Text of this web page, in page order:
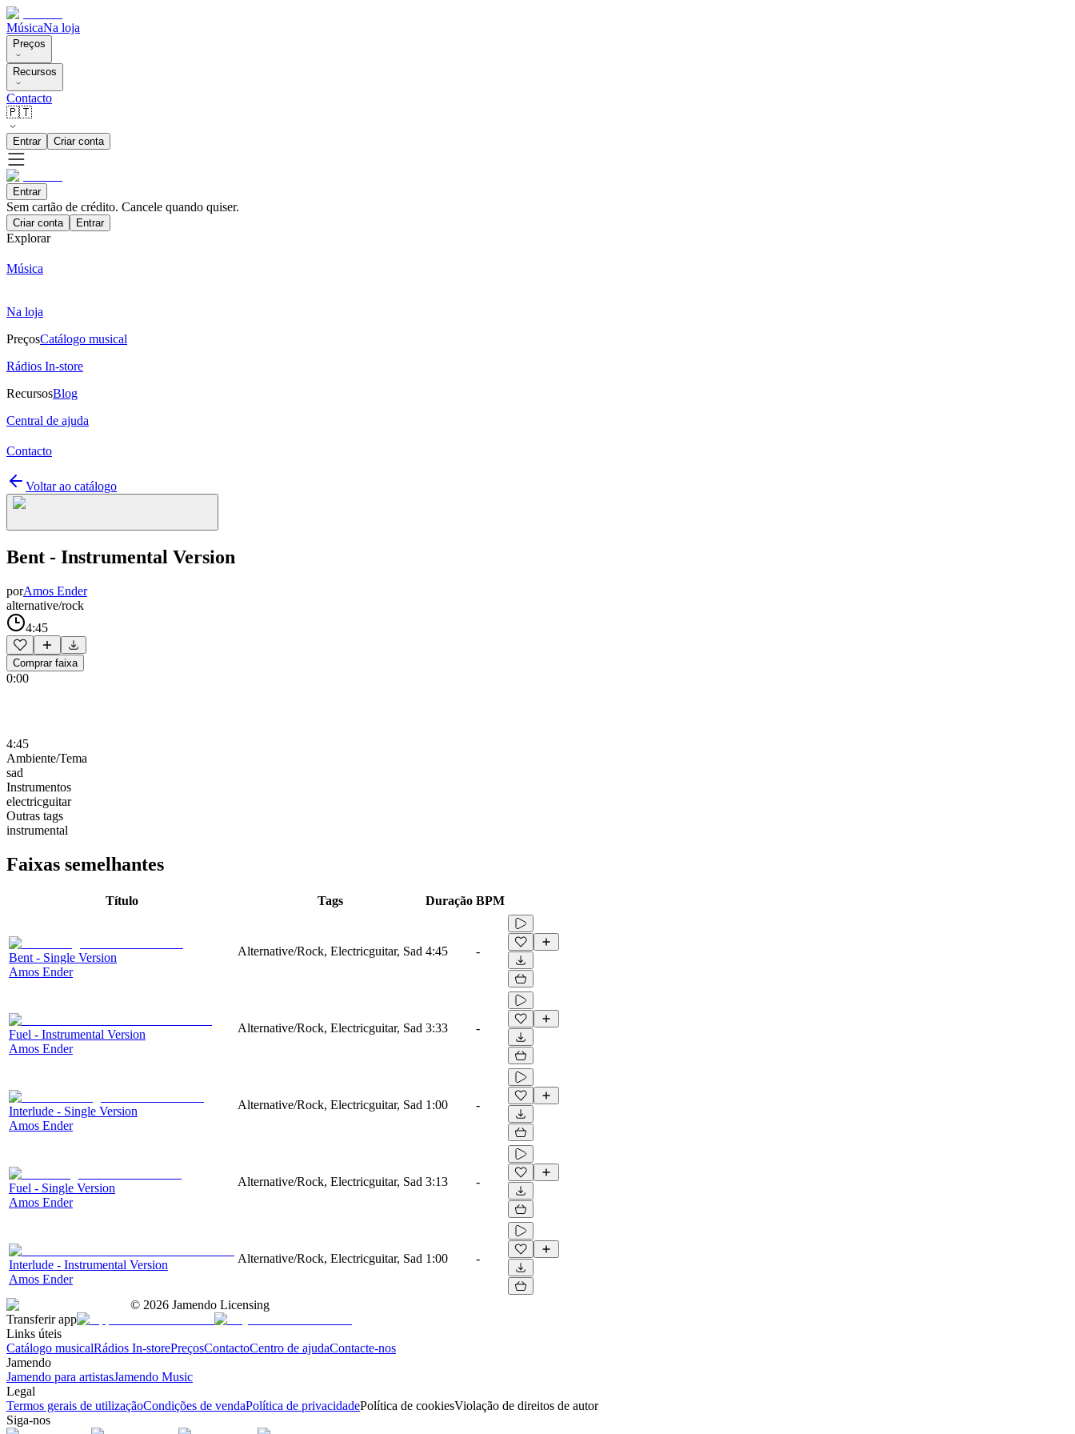
MúsicaNa loja
Preços
Recursos
Contacto
🇵🇹
Entrar Criar conta
Entrar
Sem cartão de crédito. Cancele quando quiser.
Criar conta Entrar
Explorar
Música
Na loja
PreçosCatálogo musical
Rádios In-store
RecursosBlog
Central de ajuda
Contacto
Voltar ao catálogo
Bent - Instrumental Version
porAmos Ender
alternative/rock
4:45
Comprar faixa
0:00
4:45
Ambiente/Tema
sad
Instrumentos
electricguitar
Outras tags
instrumental
Faixas semelhantes
Título Tags Duração BPM
Bent - Single Version
Amos Ender
Alternative/Rock, Electricguitar, Sad 4:45 -
Fuel - Instrumental Version
Amos Ender
Alternative/Rock, Electricguitar, Sad 3:33 -
Interlude - Single Version
Amos Ender
Alternative/Rock, Electricguitar, Sad 1:00 -
Fuel - Single Version
Amos Ender
Alternative/Rock, Electricguitar, Sad 3:13 -
Interlude - Instrumental Version
Amos Ender
Alternative/Rock, Electricguitar, Sad 1:00 -
© 2026 Jamendo Licensing
Transferir app
Links úteis
Catálogo musicalRádios In-storePreçosContactoCentro de ajudaContacte-nos
Jamendo
Jamendo para artistasJamendo Music
Legal
Termos gerais de utilizaçãoCondições de vendaPolítica de privacidadePolítica de cookiesViolação de direitos de autor
Siga-nos